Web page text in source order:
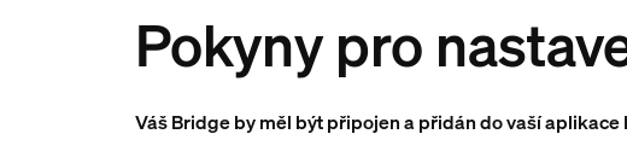
Pokyny pro
Váš Bridge by měl být připojen a přidán do vaší aplikace